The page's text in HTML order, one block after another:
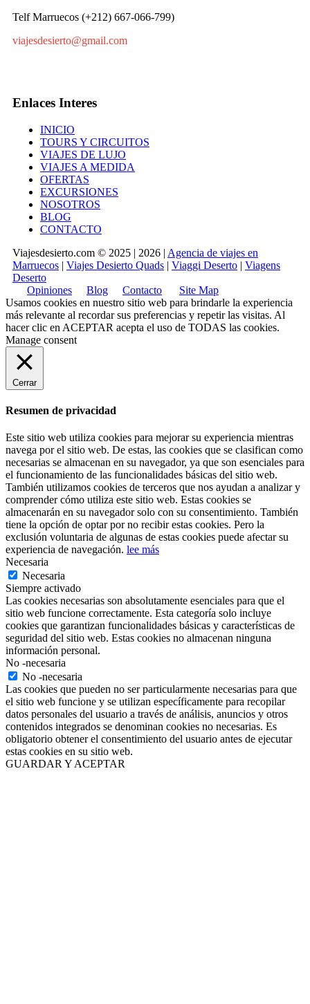
Telf Marruecos (+212) 667-066-799)
viajesdesierto@gmail.com
Enlaces Interes
INICIO
TOURS Y CIRCUITOS
VIAJES DE LUJO
VIAJES A MEDIDA
OFERTAS
EXCURSIONES
NOSOTROS
BLOG
CONTACTO
Viajesdesierto.com © 2025 | 2026 | Agencia de viajes en
Marruecos | Viajes Desierto Quads | Viaggi Deserto | Viagens
Deserto
Opiniones
Blog Contacto
Site Map
Usamos cookies en nuestro sitio web para brindarle la experiencia
más relevante al recordar sus preferencias y repetir las visitas. Al
hacer clic en ACEPTAR acepta el uso de TODAS las cookies.
Manage consent
Cerrar
Resumen de privacidad
Este sitio web utiliza cookies para mejorar su experiencia mientras
navega por el sitio web. De estas, las cookies que se clasifican como
necesarias se almacenan en su navegador, ya que son esenciales para
el funcionamiento de las funcionalidades básicas del sitio web.
También utilizamos cookies de terceros que nos ayudan a analizar y
comprender cómo utiliza este sitio web. Estas cookies se
almacenarán en su navegador solo con su consentimiento. También
tiene la opción de optar por no recibir estas cookies. Pero la
exclusión voluntaria de algunas de estas cookies puede afectar su
experiencia de navegación. lee más
Necesaria
Necesaria
Siempre activado
Las cookies necesarias son absolutamente esenciales para que el
sitio web funcione correctamente. Esta categoría solo incluye
cookies que garantizan funcionalidades básicas y características de
seguridad del sitio web. Estas cookies no almacenan ninguna
información personal.
No -necesaria
No -necesaria
Las cookies que pueden no ser particularmente necesarias para que
el sitio web funcione y se utilizan específicamente para recopilar
datos personales del usuario a través de análisis, anuncios y otros
contenidos integrados se denominan cookies no necesarias. Es
obligatorio obtener el consentimiento del usuario antes de ejecutar
estas cookies en su sitio web.
GUARDAR Y ACEPTAR